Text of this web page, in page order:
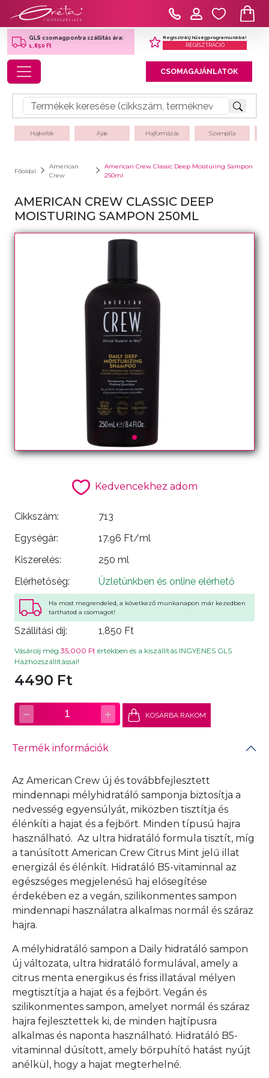
GLS csomagpontra szállítás ára:
1,850 Ft
Regisztrálj hűségprogramunkba!
REGISZTRÁCIÓ
Toggle navigation CSOMAGAJÁNLATOK
Hajkefék Ajak Hajformázás Szempilla
Főoldal
American
Crew
American Crew Classic Deep Moisturing Sampon
250ml
AMERICAN CREW CLASSIC DEEP
MOISTURING SAMPON 250ML
Kedvencekhez adom
Cikkszám:
713
Egységár:
17.96 Ft/ml
Kiszerelés:
250 ml
Elérhetőség:
Üzletünkben és online elérhető
Ha most megrendeled, a következő munkanapon már kezedben
tarthatod a csomagot!
Szállítási díj: 1,850 Ft
Vásárolj még 35,000 Ft értékben és a kiszállítás INGYENES GLS
Házhozszállítással!
4490 Ft
− 1 + KOSÁRBA RAKOM
Termék információk
Az American Crew új és továbbfejlesztett
mindennapi mélyhidratáló samponja biztosítja a
nedvesség egyensúlyát, miközben tisztítja és
élénkíti a hajat és a fejbőrt. Minden típusú hajra
használható. Az ultra hidratáló formula tisztít, míg
a tanúsított American Crew Citrus Mint jelű illat
energizál és élénkít. Hidratáló B5-vitaminnal az
egészséges megjelenésű haj elősegítése
érdekében ez a vegán, szilikonmentes sampon
mindennapi használatra alkalmas normál és száraz
hajra.
A mélyhidratáló sampon a Daily hidratáló sampon
új változata, ultra hidratáló formulával, amely a
citrus menta energikus és friss illatával mélyen
megtisztítja a hajat és a fejbőrt. Vegán és
szilikonmentes sampon, amelyet normál és száraz
hajra fejlesztettek ki, de minden hajtípusra
alkalmas és naponta használható. Hidratáló B5-
vitaminnal dúsított, amely bőrpuhító hatást nyújt
anélkül, hogy a hajat megterhelné.